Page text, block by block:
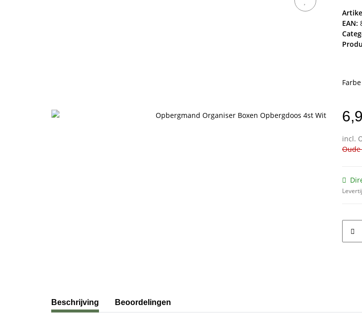
EAN:
Farbe
incl.
#productDetails.showMoreTabs#
Beschrijving Beoordelingen